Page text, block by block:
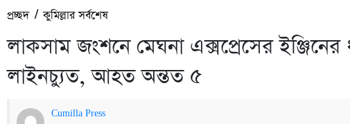
প্রচ্ছদ/কুমিল্লার সর্বশেষ
লাকসাম জংশনে মেঘনা এক্সপ্রেসের ইঞ্জিনের
লাইনচ্যুত, আহত অন্তত ৫
Cumilla Press